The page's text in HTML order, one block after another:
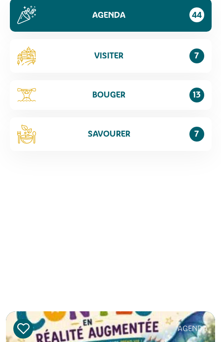
AGENDA 44
VISITER 7
BOUGER 13
SAVOURER 7
AGENDA